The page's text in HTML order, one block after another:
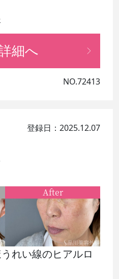
細へ
NO.72413
登録日：2025.12.07
れい線のヒアルロ
After